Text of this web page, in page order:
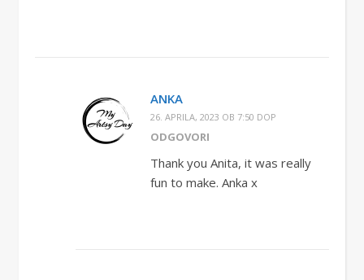
ANKA
26. APRILA, 2023 OB 7:50 DOP
ODGOVORI
Thank you Anita, it was really
fun to make. Anka x